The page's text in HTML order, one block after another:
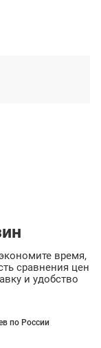
время,
сравнения цен
и удобство
по России